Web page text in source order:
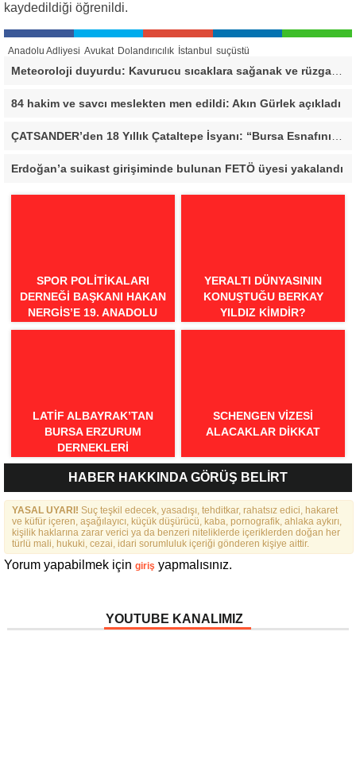
kaydedildiği öğrenildi.
Anadolu Adliyesi Avukat Dolandırıcılık İstanbul suçüstü
Meteoroloji duyurdu: Kavurucu sıcaklara sağanak ve rüzgar arası
84 hakim ve savcı meslekten men edildi: Akın Gürlek açıkladı
Erdoğan’a suikast girişiminde bulunan FETÖ üyesi yakalandı
SPOR POLITIKALARI
DERNEĞI BAŞKANI HAKAN
NERGIS’E 19. ANADOLU
SPOR ÖDÜLLERI’NDE
YERALTI DÜNYASININ
KONUŞTUĞU BERKAY
YILDIZ KIMDIR?
LATIF ALBAYRAK’TAN
BURSA ERZURUM
DERNEKLERI
FEDERASYONU İÇIN 25
MADDELIK BÜYÜK VIZYON:
“DAHA GÜÇLÜ, DAHA ETKIN,
DAHA KAPSAYICI BIR
FEDERASYON İÇIN YOLA
ÇIKTIK”
SCHENGEN VİZESİ
ALACAKLAR DİKKAT
HABER HAKKINDA GÖRÜŞ BELİRT
YASAL UYARI! Suç teşkil edecek, yasadışı, tehditkar, rahatsız edici, hakaret
ve küfür içeren, aşağılayıcı, küçük düşürücü, kaba, pornografik, ahlaka aykırı,
kişilik haklarına zarar verici ya da benzeri niteliklerde içeriklerden doğan her
türlü mali, hukuki, cezai, idari sorumluluk içeriği gönderen kişiye aittir.
Yorum yapabilmek için giriş yapmalısınız.
YOUTUBE KANALIMIZ